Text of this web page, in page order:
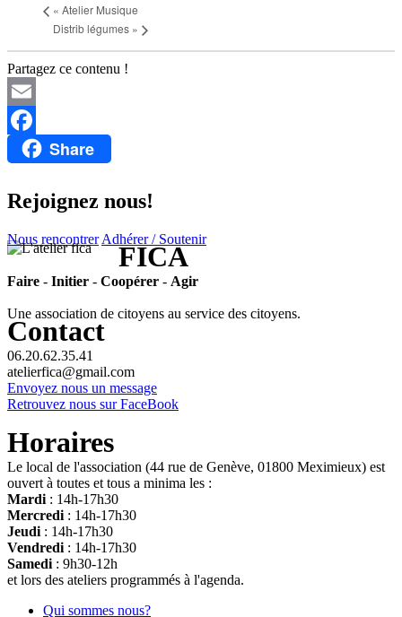
« Atelier Musique
Distrib légumes »
Partagez ce contenu !
Email
FacebookShare
Rejoignez nous!
Nous rencontrer Adhérer / Soutenir
FICA
Faire - Initier - Coopérer - Agir
Une association de citoyens au service des citoyens.
Contact
06.20.62.35.41
atelierfica@gmail.com
Envoyez nous un message
Retrouvez nous sur FaceBook
Horaires
Le local de l'association (44 rue de Genève, 01800 Meximieux) est
ouvert à toutes et tous a minima les :
Mardi : 14h-17h30
Mercredi : 14h-17h30
Jeudi : 14h-17h30
Vendredi : 14h-17h30
Samedi : 9h30-12h
et lors des ateliers programmés à l'agenda.
Qui sommes nous?